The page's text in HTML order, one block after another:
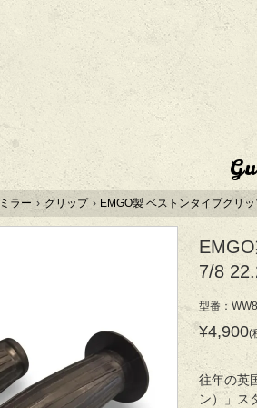
ラー › グリップ › EMGO製 ベストンタイプグリ
7/8
型番：
¥4,900(
往年の英
ン）」ス